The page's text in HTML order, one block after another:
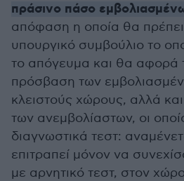
πράσινο πάσο
απόφαση η οποία θα
υπουργικό συμβούλιο το
το απόγευμα και θα αφορά
πρόσβαση των
κλειστούς χώρους, αλλά
των ανεμβολίαστων, οι
διαγνωστικά τεστ:
επιτραπεί μόνον να
με αρνητικό τεστ, στον